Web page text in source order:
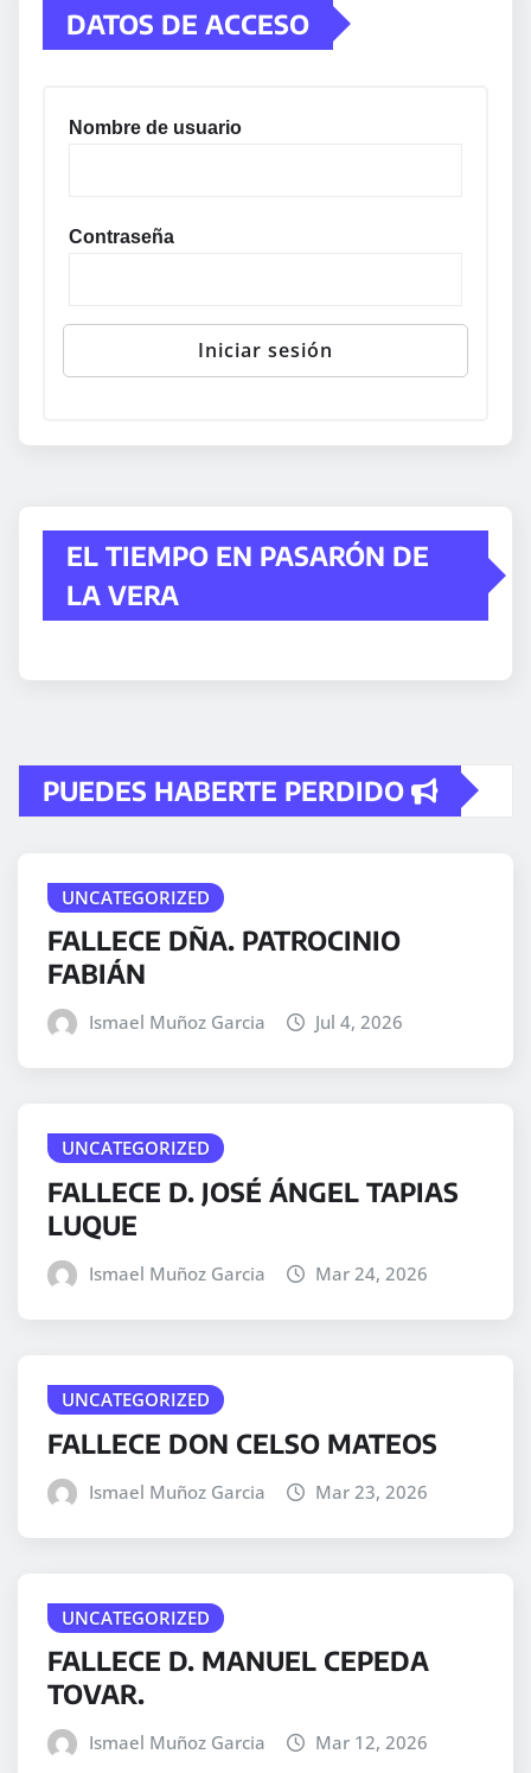
DATOS DE ACCESO
Nombre de usuario
Contraseña
EL TIEMPO EN PASARÓN DE
LA VERA
PUEDES HABERTE PERDIDO
UNCATEGORIZED
FALLECE DÑA. PATROCINIO
FABIÁN
Ismael Muñoz Garcia Jul 4, 2026
UNCATEGORIZED
FALLECE D. JOSÉ ÁNGEL TAPIAS
LUQUE
Ismael Muñoz Garcia Mar 24, 2026
UNCATEGORIZED
FALLECE DON CELSO MATEOS
Ismael Muñoz Garcia Mar 23, 2026
UNCATEGORIZED
FALLECE D. MANUEL CEPEDA
TOVAR.
Ismael Muñoz Garcia Mar 12, 2026